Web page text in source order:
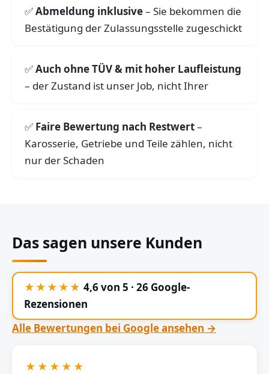
Abmeldung inklusive– Sie bekommen die
Bestätigung der Zulassungsstelle zugeschickt
Auch ohne TÜV & mit hoher Laufleistung
– der Zustand ist unser Job, nicht Ihrer
Faire Bewertung nach Restwert–
Karosserie, Getriebe und Teile zählen, nicht
nur der Schaden
Das sagen unsere Kunden
★★★★★ 4,6 von 5 · 26 Google-
Rezensionen
Alle Bewertungen bei Google ansehen →
★★★★★